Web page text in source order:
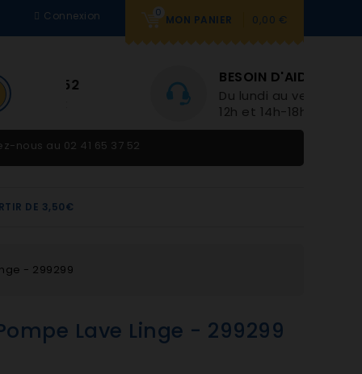
0
MON PANIER 0,00 €
Connexion
BESOIN D'AIDE
Du lundi au vendredi 9h-
12h et 14h-18h
nous au 02 41 65 37 52
DE 3,50€
- 299299
Lave Linge - 299299